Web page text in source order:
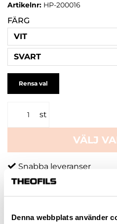
Denna webbplats använder
Artikelnr: HP-200016
FÄRG
VIT
SVART
Rensa val
st
VÄLJ
Snabba leveranser
Hämta i butik